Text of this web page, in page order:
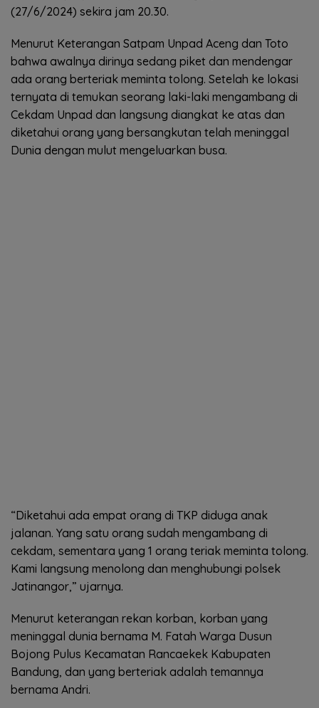
(27/6/2024) sekira jam 20.30.
Menurut Keterangan Satpam Unpad Aceng dan Toto
bahwa awalnya dirinya sedang piket dan mendengar
ada orang berteriak meminta tolong. Setelah ke lokasi
ternyata di temukan seorang laki-laki mengambang di
Cekdam Unpad dan langsung diangkat ke atas dan
diketahui orang yang bersangkutan telah meninggal
Dunia dengan mulut mengeluarkan busa.
“Diketahui ada empat orang di TKP diduga anak
jalanan. Yang satu orang sudah mengambang di
cekdam, sementara yang 1 orang teriak meminta tolong.
Kami langsung menolong dan menghubungi polsek
Jatinangor,” ujarnya.
Menurut keterangan rekan korban, korban yang
meninggal dunia bernama M. Fatah Warga Dusun
Bojong Pulus Kecamatan Rancaekek Kabupaten
Bandung, dan yang berteriak adalah temannya
bernama Andri.